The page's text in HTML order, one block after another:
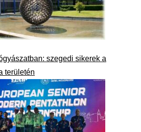
szegedi sikerek a
területén